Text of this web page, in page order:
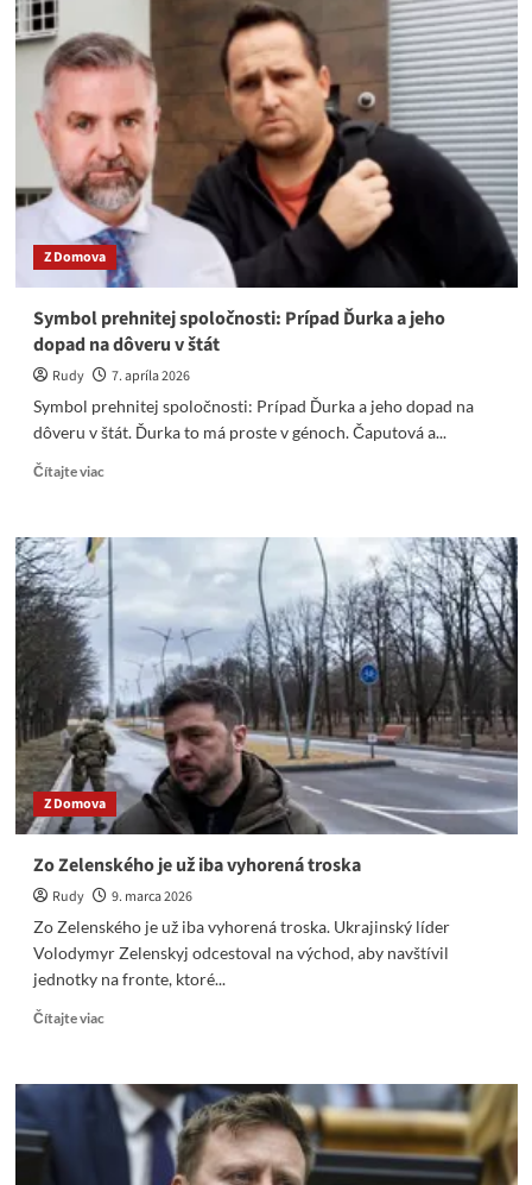
chrbtice
alebo
občan
pamäte?
Najväčšia
tragédia:
normalizácia
klamstva
Z Domova
Symbol prehnitej spoločnosti: Prípad Ďurka a jeho
dopad na dôveru v štát
Rudy
7. apríla 2026
Symbol prehnitej spoločnosti: Prípad Ďurka a jeho dopad na
dôveru v štát. Ďurka to má proste v génoch. Čaputová a...
Čítajte viacRead
Symbol
Prípad
Ďurka
dopad
na
dôveru
v
štát
Z Domova
Zo Zelenského je už iba vyhorená troska
Rudy
9. marca 2026
Zo Zelenského je už iba vyhorená troska. Ukrajinský líder
Volodymyr Zelenskyj odcestoval na východ, aby navštívil
jednotky na fronte, ktoré...
Čítajte viacRead
Zo
Zelenského